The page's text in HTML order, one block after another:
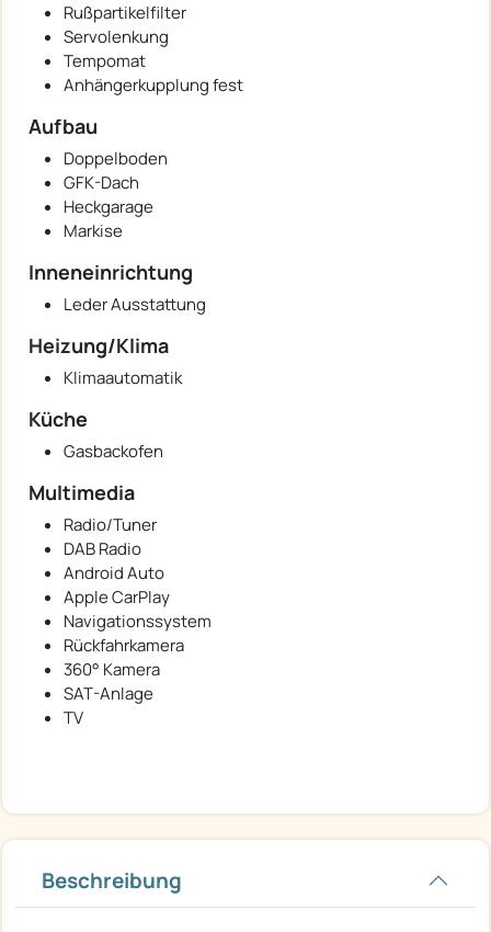
Rußpartikelfilter
Servolenkung
Tempomat
Anhängerkupplung fest
Aufbau
Doppelboden
GFK-Dach
Heckgarage
Markise
Inneneinrichtung
Leder Ausstattung
Heizung/Klima
Klimaautomatik
Küche
Gasbackofen
Multimedia
Radio/Tuner
DAB Radio
Android Auto
Apple CarPlay
Navigationssystem
Rückfahrkamera
360° Kamera
SAT-Anlage
TV
Beschreibung